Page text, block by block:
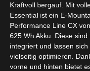
Kraftvoll bergauf. Mit
Essential ist ein E-
Performance Line CX
625 Wh Akku. Diese
integriert und lassen
vielseitig optimieren.
vorne und hinten bietet